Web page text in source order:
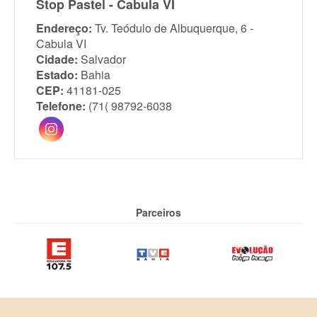
Stop Pastel - Cabula VI
Endereço: Tv. Teódulo de Albuquerque, 6 -
Cabula VI
Cidade: Salvador
Estado: Bahia
CEP: 41181-025
Telefone: (71( 98792-6038
Parceiros